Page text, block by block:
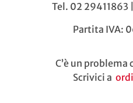
Tel. 02 29411863 |
Partita IVA:
C’è un
Scrivici a